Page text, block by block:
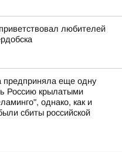
любителей
предприняла еще одну
Россию крылатыми
однако, как и
сбиты российской